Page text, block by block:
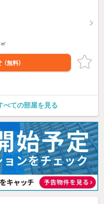
（無料）
べての部屋を見る